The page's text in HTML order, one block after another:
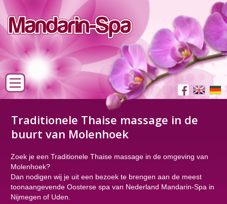
Traditionele Thaise massage in de
buurt van Molenhoek
Zoek je een Traditionele Thaise massage in de omgeving van
Molenhoek?
Dan nodigen wij je uit een bezoek te brengen aan de meest
toonaangevende Oosterse spa van Nederland Mandarin-Spa in
Nijmegen of Uden.